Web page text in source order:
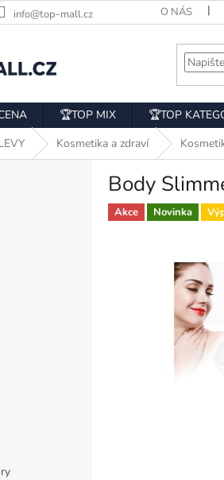
info@top-mall.cz O NÁS
🏆TOP MIX 🏆TOP
Kosmetika a zdraví
Body
Akce Novinka